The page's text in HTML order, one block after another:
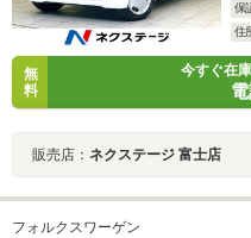
保
住
無
料
今すぐ在
販売店： ネクステージ 富士店
フォルクスワーゲン